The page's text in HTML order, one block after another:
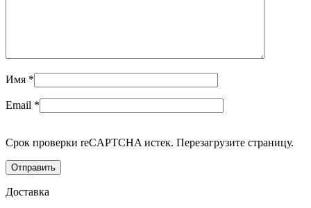
Имя *
Email *
Срок проверки reCAPTCHA истек. Перезагрузите страницу.
Доставка